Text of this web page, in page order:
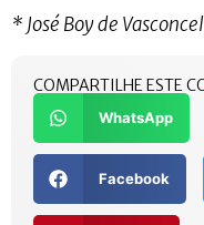
* José Boy de
COMPARTILHE ESTE
WhatsApp
Facebook